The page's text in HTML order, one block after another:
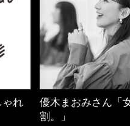
優木まおみさん「女の時
割。」